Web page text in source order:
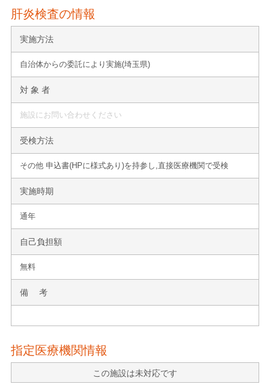
肝炎検査の情報
実施方法
自治体からの委託により実施(埼玉県)
対 象 者
施設にお問い合わせください
受検方法
その他 申込書(HPに様式あり)を持参し,直接医療機関で受検
実施時期
通年
自己負担額
無料
備 考
指定医療機関情報
この施設は未対応です